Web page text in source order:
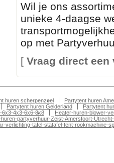
Wil je ons
unieke 4-daagse
op met
[ Vraag direct
huren scherpenzeel
Partytent huren
Partytent huren Gelderland
Partytent
6x3-4x3-6x6-8x8
Heater-huren-blower-
partyverhuur-Zeist-Amersfoort-
verlichting-tafel-statafel-tent-